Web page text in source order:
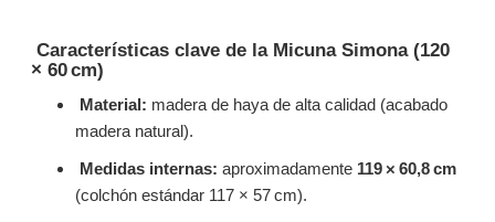
Características clave de la Micuna Simona (120
× 60 cm)
Material: madera de haya de alta calidad (acabado
madera natural).
Medidas internas: aproximadamente 119 × 60,8 cm
(colchón estándar 117 × 57 cm).